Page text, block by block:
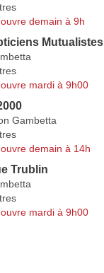
demain à 9h
Mutualistes
mardi à 9h00
Gambetta
demain à 14h
Trublin
mardi à 9h00